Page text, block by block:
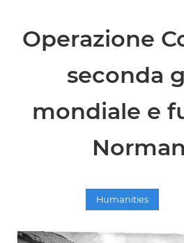
Operazione
seconda
mondiale e
Humanities